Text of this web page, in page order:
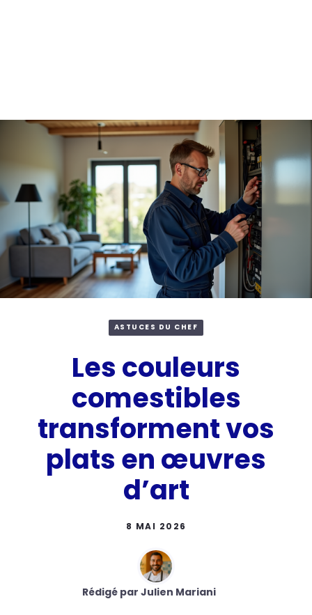
ASTUCES DU CHEF
Les couleurs
comestibles
transforment vos
plats en œuvres
d’art
8 MAI 2026
Rédigé par Julien Mariani